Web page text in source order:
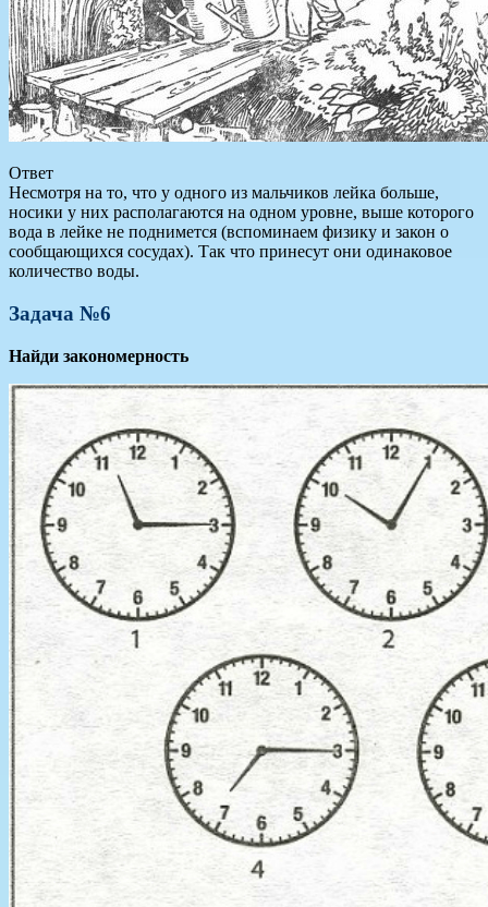
Ответ
Несмотря на то, что у одного из мальчиков лейка больше,
носики у них располагаются на одном уровне, выше которого
вода в лейке не поднимется (вспоминаем физику и закон о
сообщающихся сосудах). Так что принесут они одинаковое
количество воды.
Задача №6
Найди закономерность